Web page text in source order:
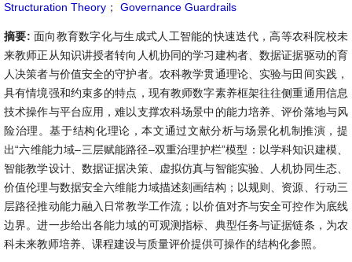
Structuration Theory ； Governance Guardrails
摘要: 面向教育数字化与生成式人工智能的快速迭代，高等农科院校未
来教师正从知识讲授者转向人机协同的学习建构者、数据证据驱动的育
人决策者与价值安全的守护者。农科教学贯通理论、实验与田间实践，
具有情境强和约束多的特点，现有教师数字素养框架往往侧重通用信息
技术操作与平台应用，难以支撑农科场景中的能力培养、评价落地与风
险治理。基于结构化理论，本文通过文献分析与场景化机制推演，提
出“六维能力域–三层赋能路径–双重治理护栏”模型：以学科知识建模、
智能教学设计、数据证据决策、虚拟仿真与智能实验、人机协同生态、
价值伦理与数据安全六维能力域描述刻画结构；以规则、资源、行动三
层路径推动能力融入日常教学工作流；以价值对齐与安全可控作为底线
边界。进一步给出各能力域的可观测指标、典型任务与证据链条，为农
科未来教师培养、课程建设与质量评价提供可操作的结构化参照。